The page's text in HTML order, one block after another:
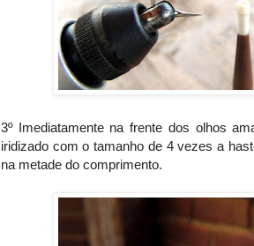
3º Imediatamente na frente dos olhos
iridizado com o tamanho de 4 vezes a
na metade do comprimento.